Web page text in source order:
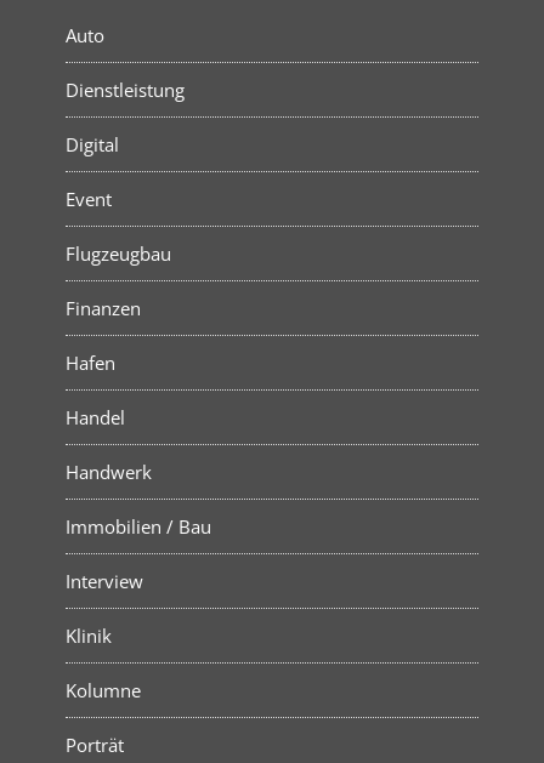
Auto
Dienstleistung
Digital
Event
Flugzeugbau
Finanzen
Hafen
Handel
Handwerk
Immobilien / Bau
Interview
Klinik
Kolumne
Porträt